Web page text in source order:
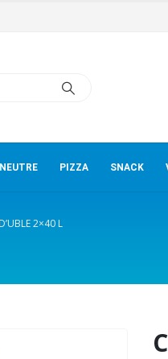
NEUTRE PIZZA SNACK
2×40 L